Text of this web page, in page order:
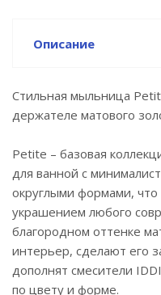
Уплотнительная
повреждение.
Мыльница удобна в
профессиональных
скрыты корпусом, что
привлекательный и
Гарантия на
Описание
Стильная мыльница
держателе матового
Petite – базовая
для ванной с
округлыми формами,
украшением любого
благородном оттенке
интерьер, сделают его
дополнят смесители
по цвету и форме.